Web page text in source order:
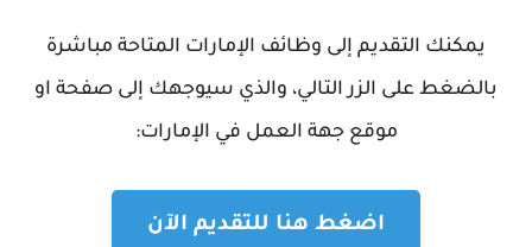
يمكنك التقديم إلى وظائف الإمارات المتاحة مباشرة
بالضغط على الزر التالي، والذي سيوجهك إلى صفحة او
موقع جهة العمل في الإمارات:
اضغط هنا للتقديم الآن